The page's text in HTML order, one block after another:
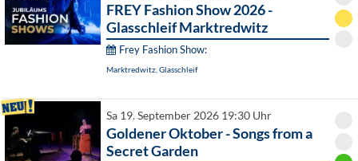
FREY Fashion Show 2026 -
Glasschleif Marktredwitz
Frey Fashion Show:
Marktredwitz, Glasschleif
Sa 19. September 2026 19:30 Uhr
Goldener Oktober - Songs from a
Secret Garden